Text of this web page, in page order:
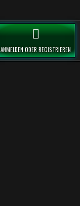
ANMELDEN ODER REGISTRIEREN